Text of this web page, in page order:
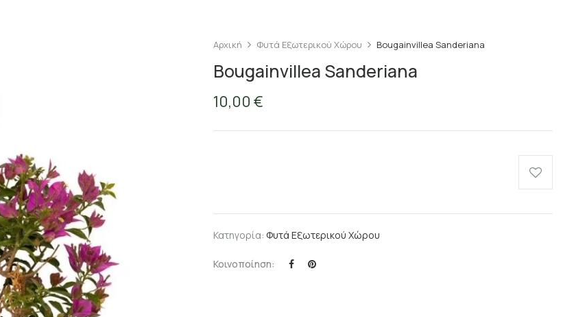
Αρχική Φυτά Εξωτερικού Χώρου Bougainvillea Sanderiana
Bougainvillea Sanderiana
10,00 €
Κατηγορία: Φυτά Εξωτερικού Χώρου
Κοινοποίηση: